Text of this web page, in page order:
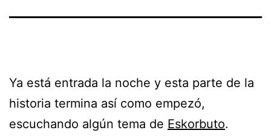
Ya está entrada la noche y esta parte de la
historia termina así como empezó,
escuchando algún tema de Eskorbuto.